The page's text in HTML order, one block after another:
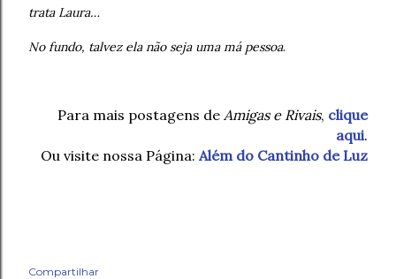
trata Laura…
No fundo, talvez ela não seja uma má pessoa.
Para mais postagens de Amigas e Rivais, clique
aqui.
Ou visite nossa Página: Além do Cantinho de Luz
Compartilhar